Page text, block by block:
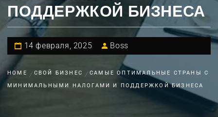
ПОДДЕРЖКОЙ БИЗНЕСА
14 февраля, 2025 Boss
HOME СВОЙ БИЗНЕС
САМЫЕ ОПТИМАЛЬНЫЕ СТРАНЫ С
МИНИМАЛЬНЫМИ НАЛОГАМИ И ПОДДЕРЖКОЙ БИЗНЕСА